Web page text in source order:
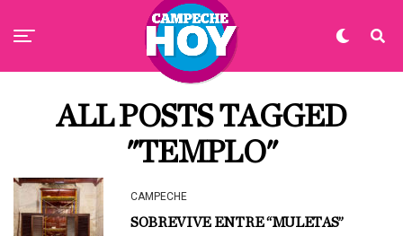
ALL POSTS TAGGED
"TEMPLO"
CAMPECHE
SOBREVIVE ENTRE “MULETAS”